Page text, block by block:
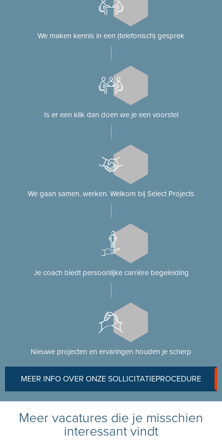
We maken kennis in een (telefonisch) gesprek
Is er een klik dan doen we je een voorstel
We gaan samen. werken. Welkom bij Select Projects
Je coach biedt persoonlijke carrière begeleiding
Nieuwe projecten en ervaringen houden je scherp
MEER INFO OVER ONZE SOLLICITATIEPROCEDURE
Meer vacatures die je misschien
interessant vindt